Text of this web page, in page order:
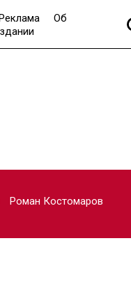
Об
Роман Костомаров